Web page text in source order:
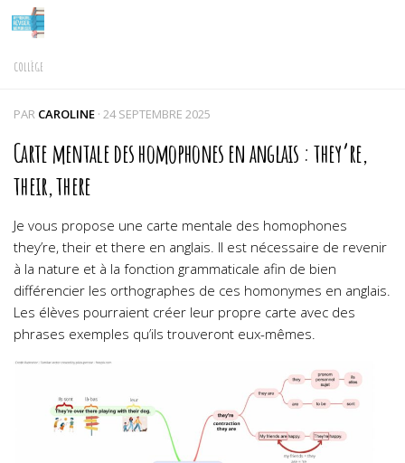
Skip to content
COLLÈGE
PAR CAROLINE · 24 SEPTEMBRE 2025
Carte mentale des homophones en anglais : they’re,
their, there
Je vous propose une carte mentale des homophones
they’re, their et there en anglais. Il est nécessaire de revenir
à la nature et à la fonction grammaticale afin de bien
différencier les orthographes de ces homonymes en anglais.
Les élèves pourraient créer leur propre carte avec des
phrases exemples qu’ils trouveront eux-mêmes.